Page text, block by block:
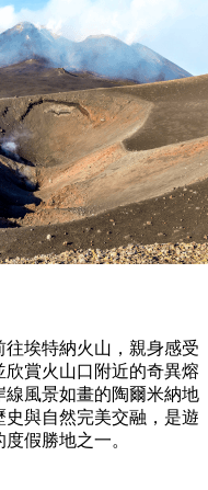
往埃特納火山，親身感受
賞火山口附近的奇異熔
風景如畫的陶爾米納地
與自然完美交融，是遊
假勝地之一。